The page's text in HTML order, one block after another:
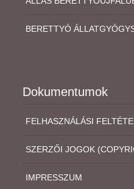
BERETTYÓ
Dokumentumok
FELHASZNÁLÁSI
SZERZŐI JOGOK
IMPRESSZUM